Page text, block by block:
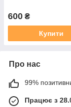
600 ₴
Купити
Про нас
99%
Працює з